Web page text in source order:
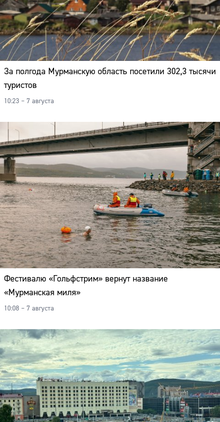
За полгода Мурманскую область посетили 302,3 тысячи
туристов
10:23 – 7 августа
Фестивалю «Гольфстрим» вернут название
«Мурманская миля»
10:08 – 7 августа